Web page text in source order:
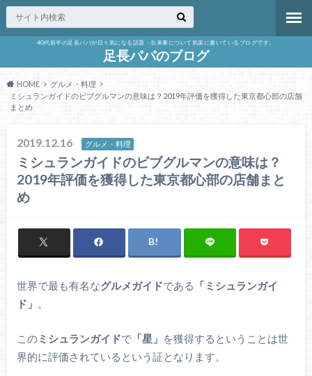
40代前半の足長パパが日々気になる話題・出来事について気楽に書いているブログです。
足長パパのブログ
HOME
グルメ・料理
ミシュランガイドのビブグルマンの意味は？2019年評価を獲得した東京都心部の店舗
まとめ
2019.12.16 グルメ・料理
ミシュランガイドのビブグルマンの意味は？
2019年評価を獲得した東京都心部の店舗まと
め
世界で最も有名なグルメガイドである 「ミシュランガイ
ド」 。
このミシュランガイドで「星」 を獲得するということは世
界的に評価されているという証となります。